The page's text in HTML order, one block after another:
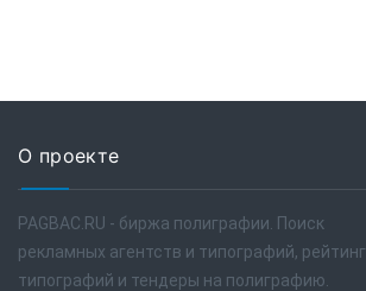
О проекте
PAGBAC.RU - биржа полиграфии. Поиск
рекламных агентств и типографий, рейтинг
типографий и тендеры на полиграфию.